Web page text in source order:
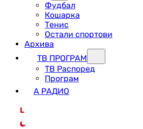
Фудбал
Кошарка
Тенис
Остали спортови
Архива
ТВ ПРОГРАМ
ТВ Распоред
Програм
А РАДИО
L